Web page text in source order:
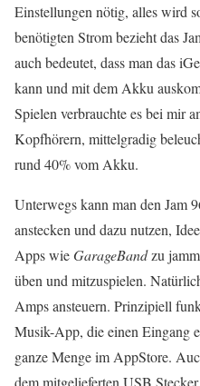
Einstellungen nötig, alles wird
benötigten Strom bezieht das
auch bedeutet, dass man das
kann und mit dem Akku
Spielen verbrauchte es bei mir
Kopfhörern, mittelgradig
rund 40% vom Akku.
Unterwegs kann man den Jam
anstecken und dazu nutzen,
Apps wieGarageBandzu
üben und mitzuspielen.
Amps ansteuern. Prinzipiell
Musik-App, die einen Eingang
ganze Menge im AppStore.
dem mitgelieferten USB